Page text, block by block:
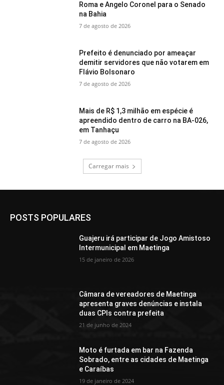
Roma e Angelo Coronel para o Senado
na Bahia
7 de agosto de 2026
Prefeito é denunciado por ameaçar
demitir servidores que não votarem em
Flávio Bolsonaro
7 de agosto de 2026
Mais de R$ 1,3 milhão em espécie é
apreendido dentro de carro na BA-026,
em Tanhaçu
7 de agosto de 2026
Carregar mais
POSTS POPULARES
Guajeru irá participar de Jogo Amistoso
Intermunicipal em Maetinga
15 de janeiro de 2026
Câmara de vereadores de Maetinga
apresenta graves denúncias e instala
duas CPIs contra prefeita
21 de junho de 2024
Moto é furtada em bar na Fazenda
Sobrado, entre as cidades de Maetinga
e Caraíbas
19 de janeiro de 2024